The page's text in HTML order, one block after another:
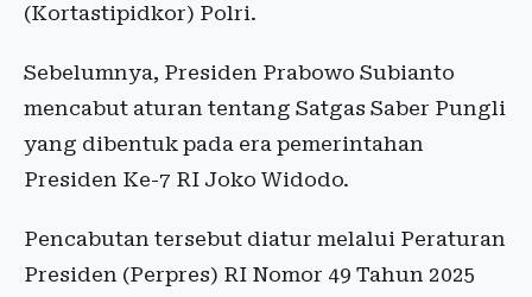
(Kortastipidkor) Polri.
Sebelumnya, Presiden Prabowo Subianto
mencabut aturan tentang Satgas Saber Pungli
yang dibentuk pada era pemerintahan
Presiden Ke-7 RI Joko Widodo.
Pencabutan tersebut diatur melalui Peraturan
Presiden (Perpres) RI Nomor 49 Tahun 2025